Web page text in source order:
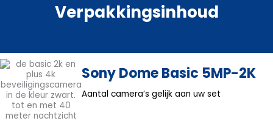
Verpakkingsinhoud
Sony Dome Basic 5MP-2K
Aantal camera’s gelijk aan uw set